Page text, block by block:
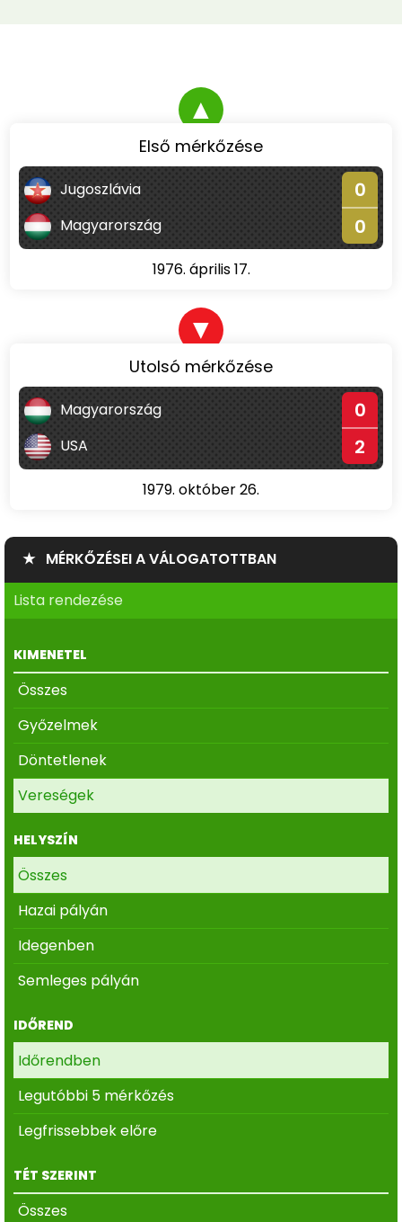
▲
Első mérkőzése
Jugoszlávia 0
Magyarország 0
1976. április 17.
▼
Utolsó mérkőzése
Magyarország 0
USA 2
1979. október 26.
★ MÉRKŐZÉSEI A VÁLOGATOTTBAN
Lista rendezése
KIMENETEL
Összes
Győzelmek
Döntetlenek
Vereségek
HELYSZÍN
Összes
Hazai pályán
Idegenben
Semleges pályán
IDŐREND
Időrendben
Legutóbbi 5 mérkőzés
Legfrissebbek előre
TÉT SZERINT
Összes